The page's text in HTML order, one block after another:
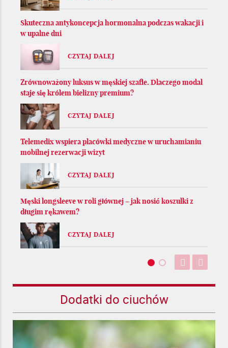
Skuteczna antykoncepcja hormonalna podczas wakacji i
w upalne dni
CZYTAJ DALEJ
Zrównoważony luksus w męskiej szafie. Dlaczego modal
staje się królem bielizny premium?
CZYTAJ DALEJ
Telemedix wspiera placówki medyczne w uruchamianiu
mobilnej rezerwacji wizyt
CZYTAJ DALEJ
Męski longsleeve w roli głównej – jak nosić koszulki z
długim rękawem?
CZYTAJ DALEJ
Dodatki do ciuchów